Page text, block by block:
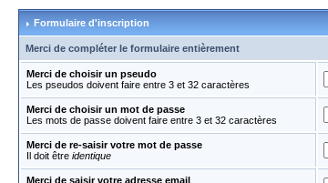
Formulaire d'inscription
Merci de compléter le formulaire entièrement
Merci de choisir un pseudo
Les pseudos doivent faire entre 3 et 32 caractères
Merci de choisir un mot de passe
Les mots de passe doivent faire entre 3 et 32 caractères
Merci de re-saisir votre mot de passe
Il doit être identique
Merci de saisir votre adresse email